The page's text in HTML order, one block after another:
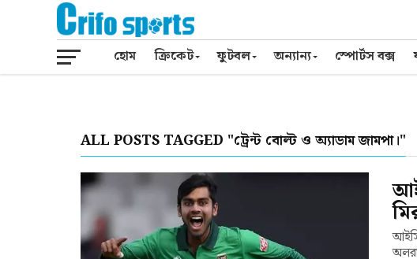
হোম ক্রিকেট ফুটবল অন্যান্য স্পোর্টস বক্স
ALL POSTS TAGGED "ট্রেন্ট বোল্ট ও অ্যাডাম জামপা।"